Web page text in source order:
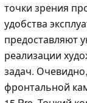
точки зрения
удобства
предоставляют
реализации
задач.
фронтальной